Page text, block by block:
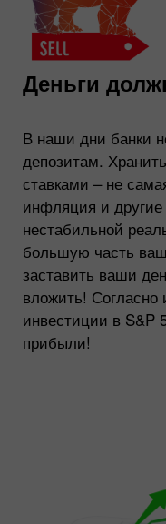
Деньги
В наши дни банки
депозитам.
ставками – не
инфляция и
нестабильной
большую часть
заставить ваши
вложить!
инвестиции в S&P
прибыли!